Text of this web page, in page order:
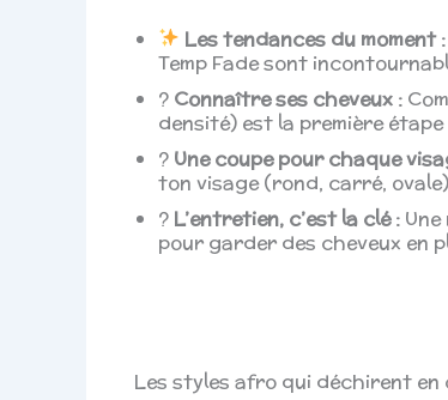
Les tendances du moment :
Temp Fade sont
? Connaître ses cheveux :
densité) est la première
? Une coupe pour chaque
ton visage (rond, carré,
? L’entretien, c’est la clé :
pour garder des cheveux en
Les styles afro qui déchirent en